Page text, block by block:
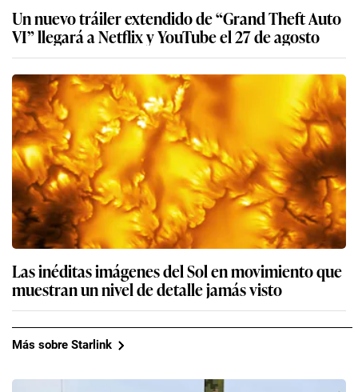
Un nuevo tráiler extendido de “Grand Theft Auto
VI” llegará a Netflix y YouTube el 27 de agosto
Las inéditas imágenes del Sol en movimiento que
muestran un nivel de detalle jamás visto
Más sobre Starlink